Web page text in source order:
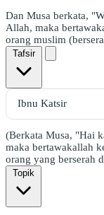
Dan Musa berkata,
Allah, maka
orang muslim
Tafsir
(Berkata Musa, "Hai
maka bertawakallah
orang yang berserah
Topik